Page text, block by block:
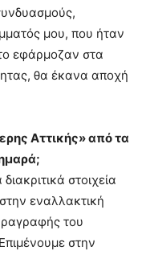
μου, που ήταν
εφάρμοζαν στα
θα έκανα αποχή
Αττικής» από τα
στοιχεία
εναλλακτική
του
στην